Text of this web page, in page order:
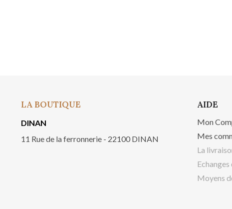
LA BOUTIQUE
DINAN
11 Rue de la ferronnerie - 22100 DINAN
AIDE
Mon
Mes
La
Moyens